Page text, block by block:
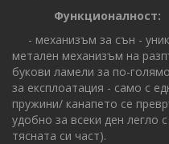
Функционалност:
- механизъм за сън -
метален механизъм на
букови ламели за по-
за експлоатация - само с
пружини/ канапето се
удобно за всеки ден легло
тясната си част).